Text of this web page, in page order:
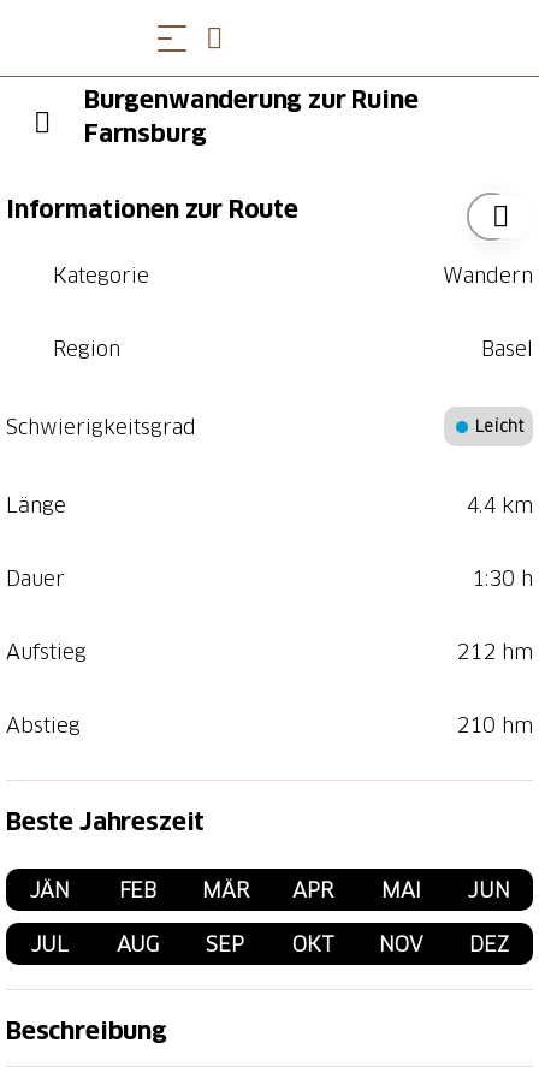
Burgenwanderung zur Ruine
Farnsburg
Informationen zur Route
Kategorie Wandern
Region Basel
Schwierigkeitsgrad Leicht
Länge 4.4 km
Dauer 1:30 h
Aufstieg 212 hm
Abstieg 210 hm
Beste Jahreszeit
JÄN FEB MÄR APR MAI JUN
JUL AUG SEP OKT NOV DEZ
Beschreibung